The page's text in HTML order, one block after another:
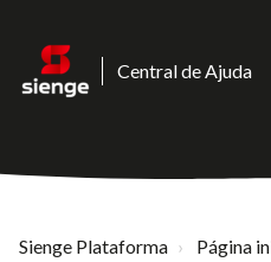
Central de Ajuda
Sienge Plataforma
Página